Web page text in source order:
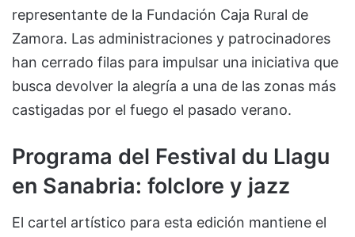
representante de la Fundación Caja Rural de
Zamora. Las administraciones y patrocinadores
han cerrado filas para impulsar una iniciativa que
busca devolver la alegría a una de las zonas más
castigadas por el fuego el pasado verano.
Programa del Festival du Llagu
en Sanabria: folclore y jazz
El cartel artístico para esta edición mantiene el